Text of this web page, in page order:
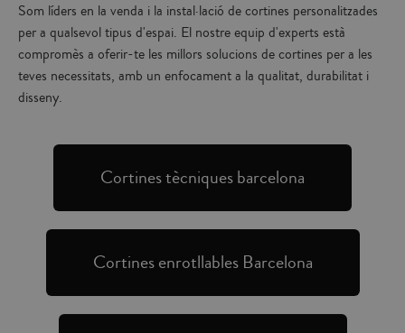
Som líders en la venda i la instal·lació de cortines personalitzades
per a qualsevol tipus d'espai. El nostre equip d'experts està
compromès a oferir-te les millors solucions de cortines per a les
teves necessitats, amb un enfocament a la qualitat, durabilitat i
disseny.
Cortines tècniques barcelona
Cortines enrotllables Barcelona